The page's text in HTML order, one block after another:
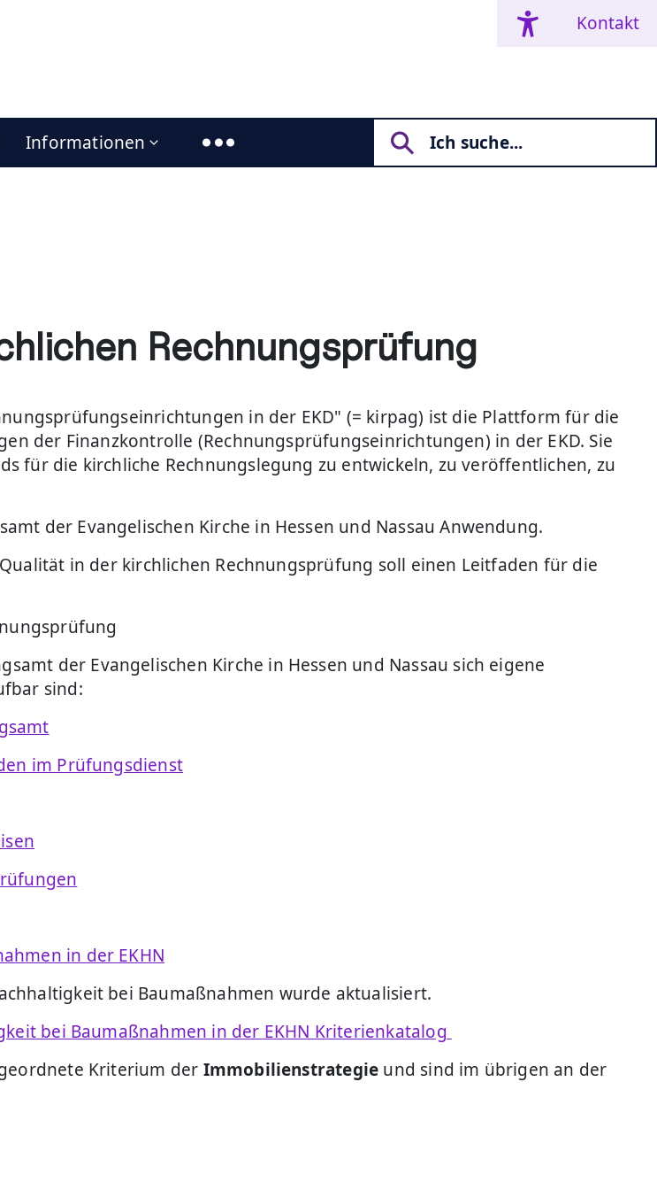
Kontakt
Informationen
Rechnungsprüfung
in der EKD" (= kirpag) ist die Plattform für die
der Finanzkontrolle (Rechnungsprüfungseinrichtungen) in der EKD. Sie
für die kirchliche Rechnungslegung zu entwickeln, zu veröffentlichen, zu
der Evangelischen Kirche in Hessen und Nassau Anwendung.
in der kirchlichen Rechnungsprüfung soll einen Leitfaden für die
der Evangelischen Kirche in Hessen und Nassau sich eigene
sind:
im Prüfungsdienst
in der EKHN
bei Baumaßnahmen wurde aktualisiert.
bei Baumaßnahmen in der EKHN Kriterienkatalog
Kriterium der Immobilienstrategie und sind im übrigen an der